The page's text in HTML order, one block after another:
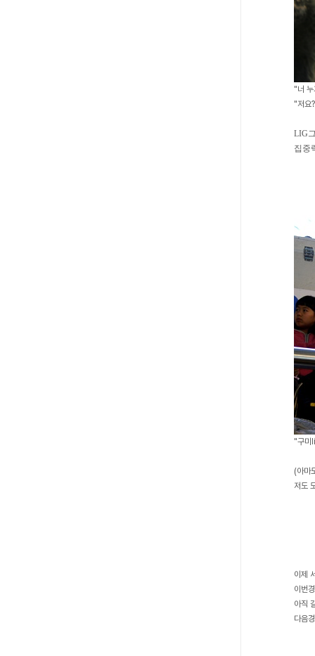
"너
"저요
LIG
집중
"구미
(아마
저도
이제
이번
아직
다음